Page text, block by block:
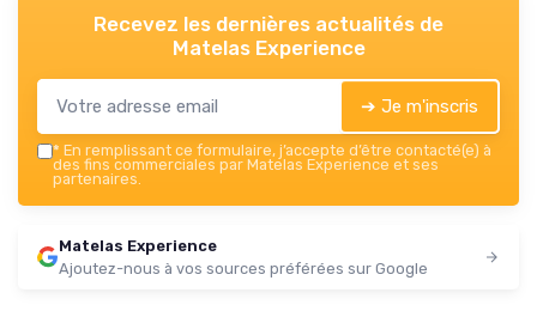
Recevez les dernières actualités de
Matelas Experience
➔ Je m'inscris
* En remplissant ce formulaire, j’accepte d’être contacté(e) à
des fins commerciales par Matelas Experience et ses
partenaires.
Matelas Experience
Ajoutez-nous à vos sources préférées sur Google